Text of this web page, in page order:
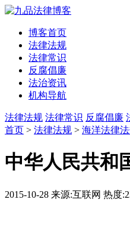
博客首页
法律法规
法律常识
反腐倡廉
法治资讯
机构导航
法律法规 法律常识 反腐倡廉
首页 > 法律法规 > 海洋法律
中华人民共和
2015-10-28 来源:互联网 热度